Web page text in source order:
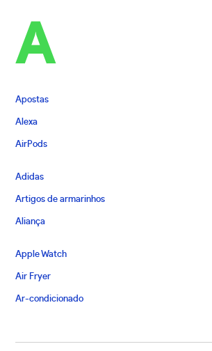
A
Apostas
Alexa
AirPods
Adidas
Artigos de armarinhos
Aliança
Apple Watch
Air Fryer
Ar-condicionado